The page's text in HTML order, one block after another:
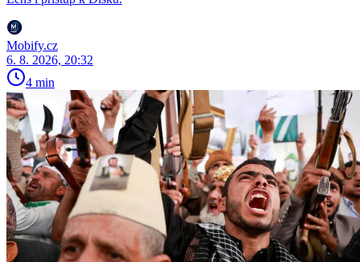
Mobify.cz
6. 8. 2026, 20:32
4 min